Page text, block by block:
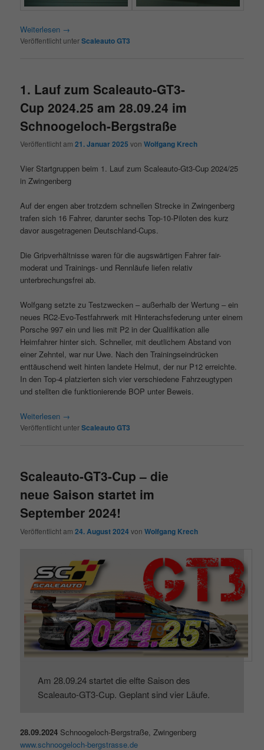
Weiterlesen →
Veröffentlicht unterScaleauto GT3
1. Lauf zum Scaleauto-GT3-
Cup 2024.25 am 28.09.24 im
Schnoogeloch-Bergstraße
Veröffentlicht am21. Januar 2025 vonWolfgang Krech
Vier Startgruppen beim 1. Lauf zum Scaleauto-Gt3-Cup 2024/25
in Zwingenberg
Auf der engen aber trotzdem schnellen Strecke in Zwingenberg
trafen sich 16 Fahrer, darunter sechs Top-10-Piloten des kurz
davor ausgetragenen Deutschland-Cups.
Die Gripverhältnisse waren für die augswärtigen Fahrer fair-
moderat und Trainings- und Rennläufe liefen relativ
unterbrechungsfrei ab.
Wolfgang setzte zu Testzwecken – außerhalb der Wertung – ein
neues RC2-Evo-Testfahrwerk mit Hinterachsfederung unter einem
Porsche 997 ein und lies mit P2 in der Qualifikation alle
Heimfahrer hinter sich. Schneller, mit deutlichem Abstand von
einer Zehntel, war nur Uwe. Nach den Trainingseindrücken
enttäuschend weit hinten landete Helmut, der nur P12 erreichte.
In den Top-4 platzierten sich vier verschiedene Fahrzeugtypen
und stellten die funktionierende BOP unter Beweis.
Weiterlesen →
Veröffentlicht unterScaleauto GT3
Scaleauto-GT3-Cup – die
neue Saison startet im
September 2024!
Veröffentlicht am24. August 2024 vonWolfgang Krech
Am 28.09.24 startet die elfte Saison des
Scaleauto-GT3-Cup. Geplant sind vier Läufe.
28.09.2024 Schnoogeloch-Bergstraße, Zwingenberg
www.schnoogeloch-bergstrasse.de